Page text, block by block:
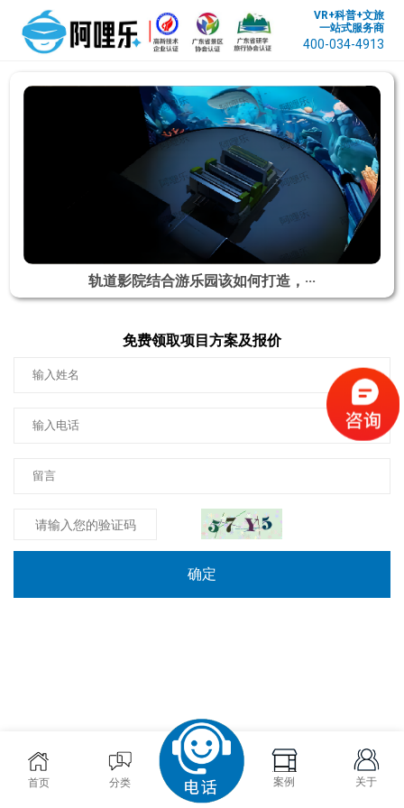
VR+科普+文旅
一站式服务商
400-034-4913
轨道影院结合游乐园该如何打造，···
免费领取项目方案及报价
确定
首页 分类 案例 关于